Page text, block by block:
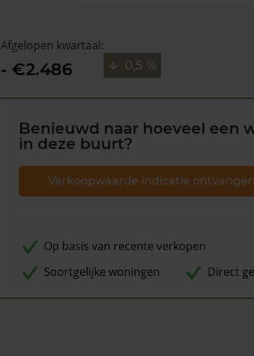
Afgelopen kwartaal:
- €2.486 0,5 %
Benieuwd naar hoeveel een
in deze buurt?
Verkoopwaarde indicatie ontvangen
Op basis van recente verkopen
Soortgelijke woningen
Direct